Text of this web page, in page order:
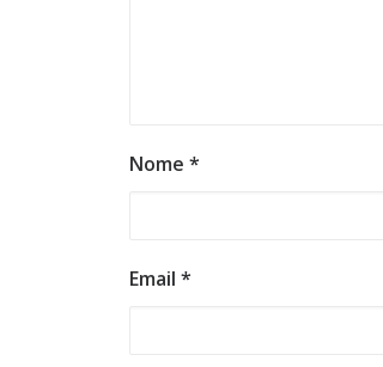
Nome *
Email *